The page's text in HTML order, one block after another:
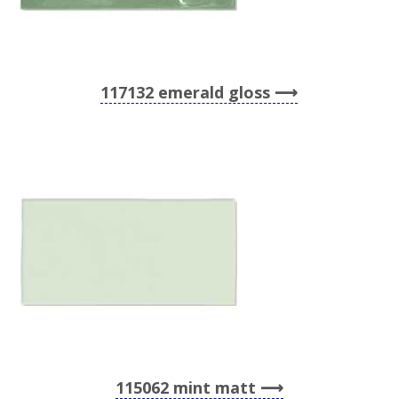
117132 emerald gloss
115062 mint matt